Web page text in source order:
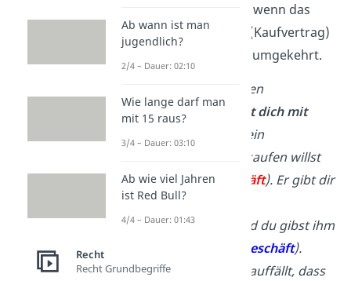
ist, wenn das
Verpflichtungsgeschäft
(Kaufvertrag)
ist — und umgekehrt.
Du gehst in einen
Fahrradladen undeinigst dich mit
dass du ein
Mountainbike für 500 € kaufen willst
(→Verpflichtungsgeschäft). Er gibt dir
das Mountainbike (→
Verfügungsgeschäft
) und du gibst ihm
2. Verfügungsgeschäft).
Wenn dir im Nachhinein auffällt, dass
Ab wann ist man
jugendlich?
2/4 – Dauer: 02:10
Wie lange darf man
mit 15 raus?
3/4 – Dauer: 03:10
Ab wie viel Jahren
ist Red Bull?
4/4 – Dauer: 01:43
Recht
Recht Grundbegriffe